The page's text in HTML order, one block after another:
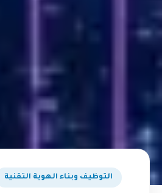
التوظيف وبناء الهوية التقنية